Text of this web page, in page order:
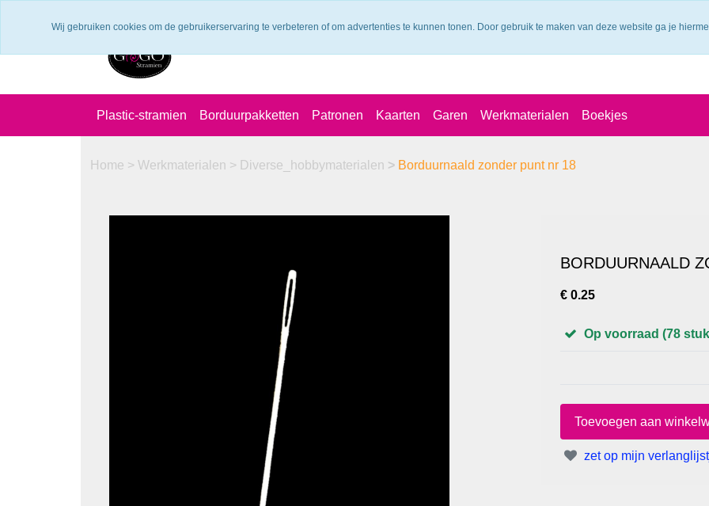
Plastic-stramien Borduurpakketten Patronen Kaarten Garen Werkmaterialen Boekjes
Home > Werkmaterialen > Diverse_hobbymaterialen > Borduurnaald zonder punt nr 18
BORDUURNAALD
€ 0.25
Op voorraad (78
zet op mijn
Wij gebruiken cookies om de gebruikerservaring te verbeteren of om advertenties te kunnen tonen. Door gebruik te maken van deze website ga je